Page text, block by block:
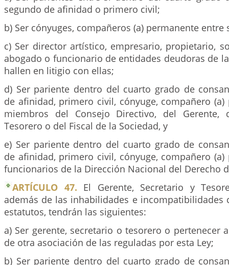
segundo de afinidad o primero civil;
b) Ser cónyuges, compañeros (a) permanente entre
c) Ser director artístico, empresario, propietario,
abogado o funcionario de entidades deudoras de
hallen en litigio con ellas;
d) Ser pariente dentro del cuarto grado de
de afinidad, primero civil, cónyuge, compañero
miembros del Consejo Directivo, del Gerente,
Tesorero o del Fiscal de la Sociedad, y
e) Ser pariente dentro del cuarto grado de
de afinidad, primero civil, cónyuge, compañero
funcionarios de la Dirección Nacional del Derecho
ARTÍCULO 47. El Gerente, Secretario y
además de las inhabilidades e incompatibilidades
estatutos, tendrán las siguientes:
a) Ser gerente, secretario o tesorero o pertenecer
de otra asociación de las reguladas por esta Ley;
b) Ser pariente dentro del cuarto grado de